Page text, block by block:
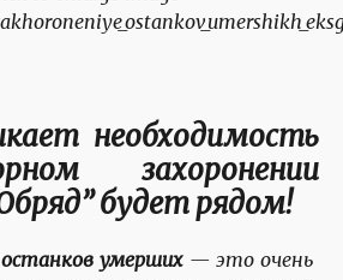
необходимость
захоронении
будет рядом!
останков умерших— это очень